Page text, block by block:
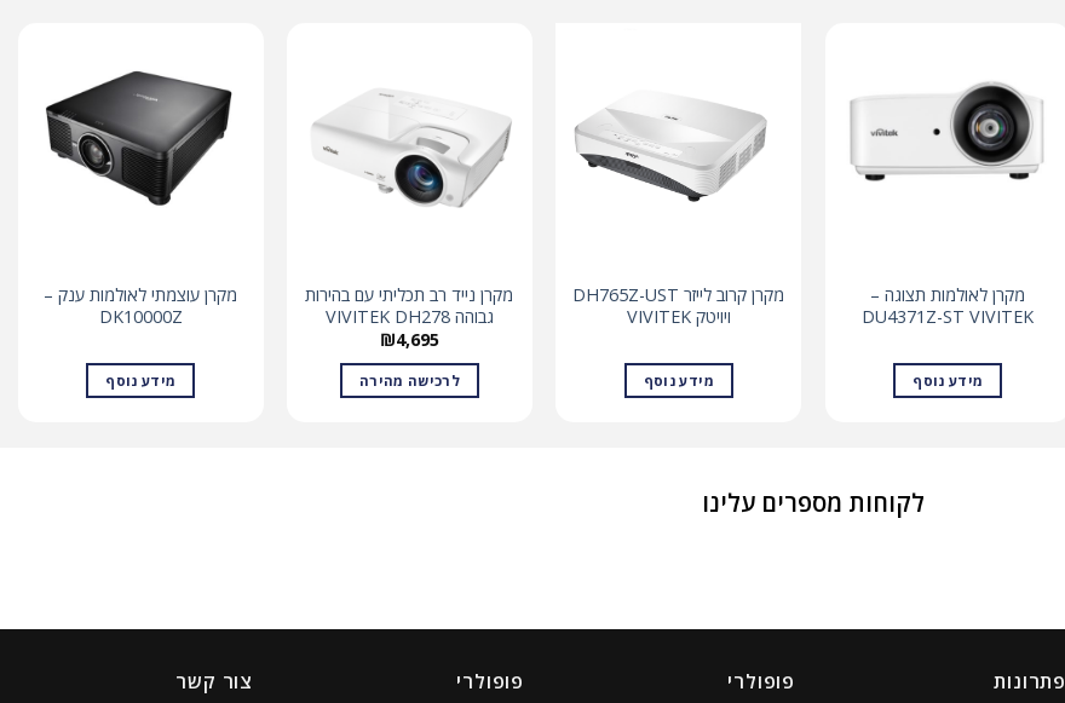
מקרן לאולמות תצוגה –
DU4371Z-ST VIVITEK
מידע נוסף
מקרן קרוב לייזר DH765Z-UST
ויויטק VIVITEK
מידע נוסף
מקרן נייד רב תכליתי עם בהירות
גבוהה VIVITEK DH278
₪4,695
לרכישה מהירה
מקרן עוצמתי לאולמות ענק –
DK10000Z
מידע נוסף
לקוחות מספרים עלינו
פתרונות פופולרי פופולרי צור קשר